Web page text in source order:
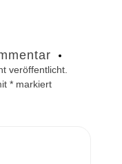
veröffentlicht.
*markiert